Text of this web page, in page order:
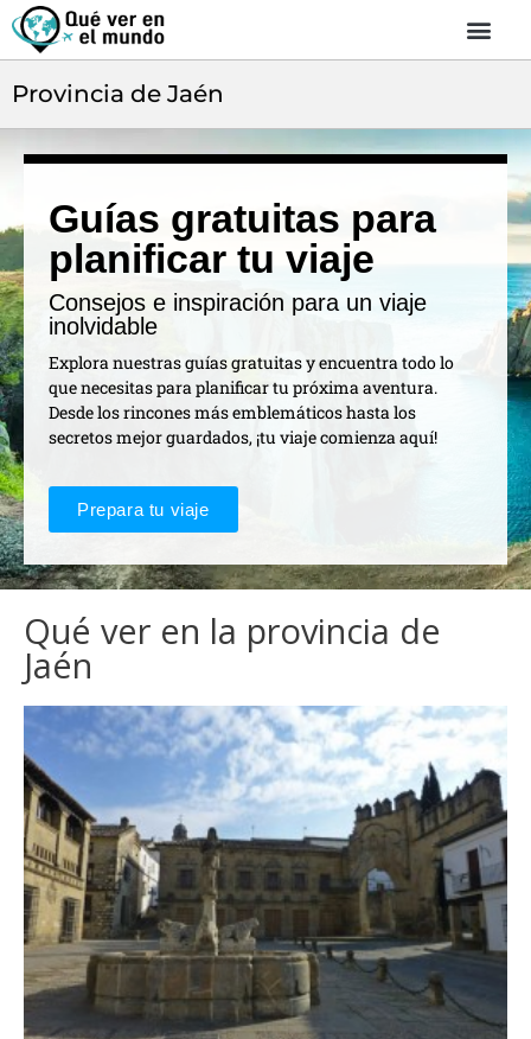
Provincia de Jaén
Guías gratuitas para
planificar tu viaje
Consejos e inspiración para un viaje
inolvidable
Explora nuestras guías gratuitas y encuentra todo lo
que necesitas para planificar tu próxima aventura.
Desde los rincones más emblemáticos hasta los
secretos mejor guardados, ¡tu viaje comienza aquí!
Prepara tu viaje
Qué ver en la provincia de
Jaén